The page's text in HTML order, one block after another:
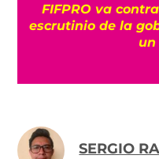
FIFPRO va
escrutinio de la
un
SERGIO